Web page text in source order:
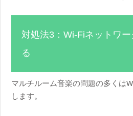
対処法3：Wi-Fiネットワ
る
マルチルーム音楽の問題の多くは
します。